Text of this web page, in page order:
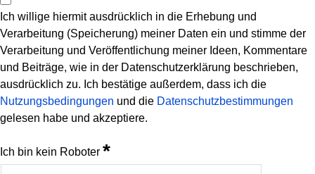
Ich willige hiermit ausdrücklich in die Erhebung und
Verarbeitung (Speicherung) meiner Daten ein und stimme der
Verarbeitung und Veröffentlichung meiner Ideen, Kommentare
und Beiträge, wie in der Datenschutzerklärung beschrieben,
ausdrücklich zu. Ich bestätige außerdem, dass ich die
Nutzungsbedingungen und die Datenschutzbestimmungen
gelesen habe und akzeptiere.
Ich bin kein Roboter *